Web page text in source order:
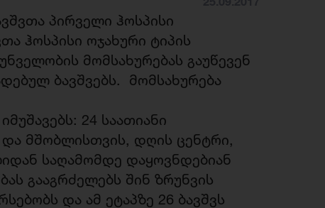
პირველი ჰოსპისი
ჰოსპისი ოჯახური ტიპის
მომსახურებას გაუწევენ
ბავშვებს. მომსახურება
24 საათიანი
მშობლისთვის, დღის ცენტრი,
საღამომდე დაყოვნდებიან
გააგრძელებს შინ ზრუნვის
და ამ ეტაპზე 26 ბავშვს